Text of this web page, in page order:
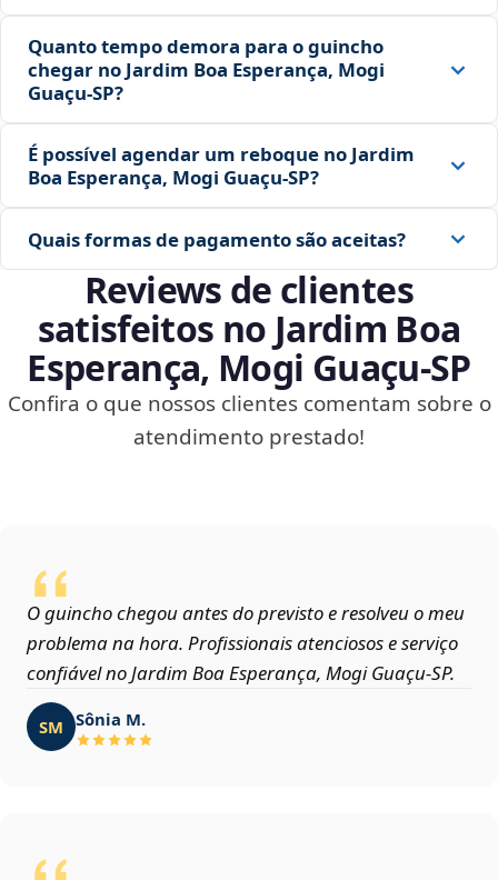
Quanto tempo demora para o guincho
chegar no Jardim Boa Esperança, Mogi
Guaçu‑SP?
É possível agendar um reboque no Jardim
Boa Esperança, Mogi Guaçu‑SP?
Quais formas de pagamento são aceitas?
Reviews de clientes
satisfeitos no Jardim Boa
Esperança, Mogi Guaçu‑SP
Confira o que nossos clientes comentam sobre o
atendimento prestado!
O guincho chegou antes do previsto e resolveu o meu
problema na hora. Profissionais atenciosos e serviço
confiável no Jardim Boa Esperança, Mogi Guaçu‑SP.
SM Sônia M.